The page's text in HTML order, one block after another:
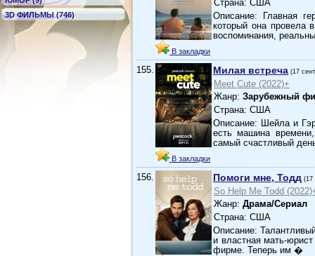
3D ФИЛЬМЫ (746)
В закладки
Страна: США
Описание: Главная
который она провела
воспоминания,
155.
В закладки
Милая встреча (17
Meet Cute (2022)+
Жанр: Зарубежный
Страна: США
Описание: Шейла и
есть машина
самый счастливый
156. Помоги мне, Тодд (17
So Help Me Todd
Жанр: Драма/Сериал
Страна: США
Описание:
и властная мать-
фирме. Теперь им �